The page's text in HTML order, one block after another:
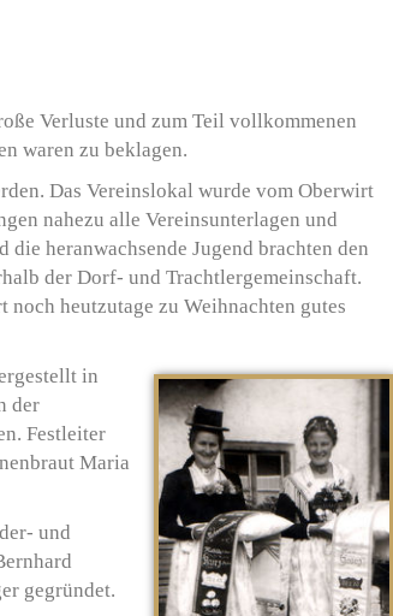
Verluste und zum Teil vollkommenen
waren zu beklagen.
Das Vereinslokal wurde vom Oberwirt
nahezu alle Vereinsunterlagen und
heranwachsende Jugend brachten den
der Dorf- und Trachtlergemeinschaft.
noch heutzutage zu Weihnachten gutes
in
der
Festleiter
Maria
und
gegründet.